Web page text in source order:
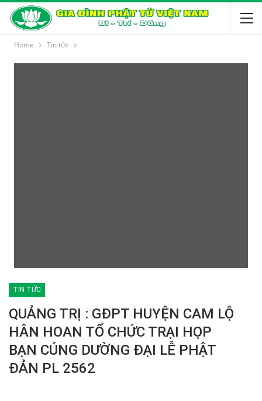
Home Tin tức
TIN TỨC
QUẢNG TRỊ : GĐPT HUYỆN CAM LỘ
HÂN HOAN TỔ CHỨC TRẠI HỌP
BẠN CÚNG DƯỜNG ĐẠI LỄ PHẬT
ĐẢN PL 2562